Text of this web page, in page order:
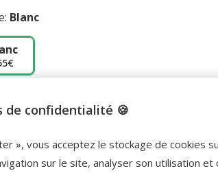
Blanc
disponible
sur votre première commande* avec votre
Animalis. Offre non cumulable aux autres
de confidentialité 🍪
», vous acceptez le stockage de cookies
sur le site, analyser son utilisation et